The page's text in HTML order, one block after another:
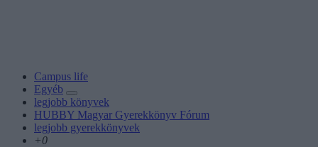
Campus life
Egyéb
legjobb könyvek
HUBBY Magyar Gyerekkönyv Fórum
legjobb gyerekkönyvek
+0